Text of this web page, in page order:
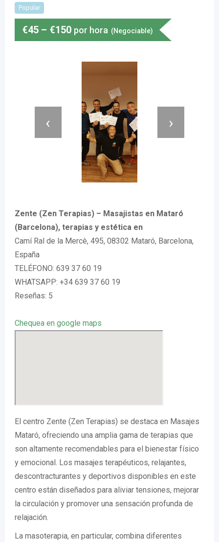
Popular
€45 – €150 por hora (Negociable)
‹ ›
Zente (Zen Terapias) – Masajistas en Mataró
(Barcelona), terapias y estética en
Camí Ral de la Mercè, 495, 08302 Mataró, Barcelona,
España
TELÉFONO: 639 37 60 19
WHATSAPP: +34 639 37 60 19
Reseñas: 5
Chequea en google maps
El centro Zente (Zen Terapias) se destaca en Masajes
Mataró, ofreciendo una amplia gama de terapias que
son altamente recomendables para el bienestar físico
y emocional. Los masajes terapéuticos, relajantes,
descontracturantes y deportivos disponibles en este
centro están diseñados para aliviar tensiones, mejorar
la circulación y promover una sensación profunda de
relajación.
La masoterapia, en particular, combina diferentes